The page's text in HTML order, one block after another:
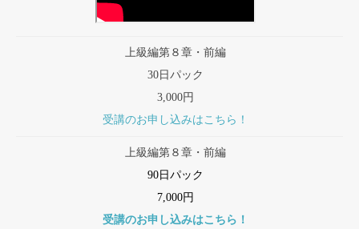
上級編第８章・前編
30日パック
3,000円
受講のお申し込みはこちら！
上級編第８章・前編
90日パック
7,000円
受講のお申し込みはこちら！